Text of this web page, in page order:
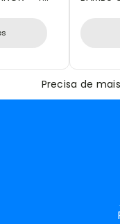
Precisa de